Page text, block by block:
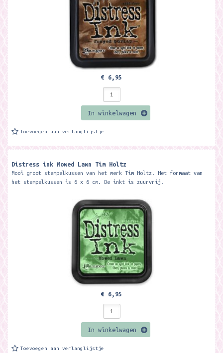
€ 6,95
In winkelwagen
Toevoegen aan verlanglijstje
Distress ink Mowed Lawn Tim Holtz
Mooi groot stempelkussen van het merk Tim Holtz. Het formaat van
het stempelkussen is 6 x 6 cm. De inkt is zuurvrij.
€ 6,95
In winkelwagen
Toevoegen aan verlanglijstje